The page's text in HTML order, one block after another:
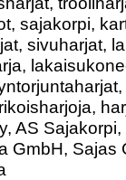
sajakorpi,
sivuharjat,
AS
GmbH, Sajas